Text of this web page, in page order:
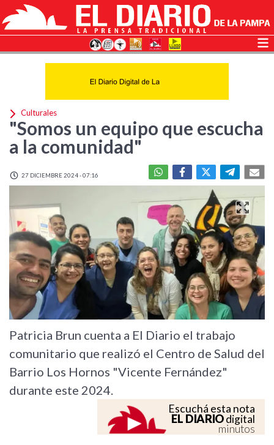
Culturales
"Somos un equipo que escucha
a la comunidad"
27 DICIEMBRE 2024 - 07:16
Patricia Brun cuenta a El Diario el trabajo
comunitario que realizó el Centro de Salud del
Barrio Los Hornos "Vicente Fernández"
durante este 2024.
Escuchá esta nota
EL DIARIOdigital
minutos